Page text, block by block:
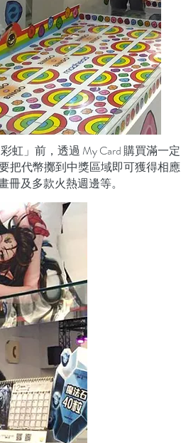
虹」前，透過 My Card 購買滿一定
把代幣擲到中獎區域即可獲得相應
及多款火熱週邊等。